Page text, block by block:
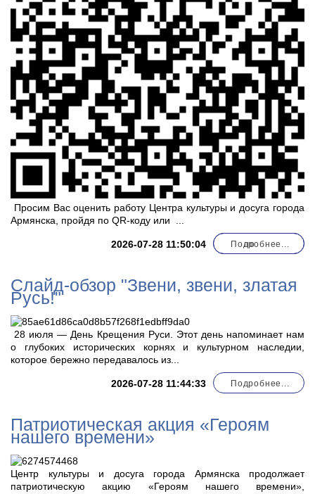
2026-07-28 11:50:04
Просим Вас оценить работу Центра культуры и досуга города
Армянска, пройдя по QR-коду или
по
Подробнее...
Слайд-обзор "Звени, звени, златая
Русь!"
2026-07-28 11:44:33
28 июля — День Крещения Руси. Этот день напоминает нам
о глубоких исторических корнях и культурном наследии,
которое бережно передавалось из...
Подробнее...
Патриотическая акция «Героям
нашего времени»
Центр культуры и досуга города Армянска продолжает
патриотическую акцию «Героям нашего времени»,